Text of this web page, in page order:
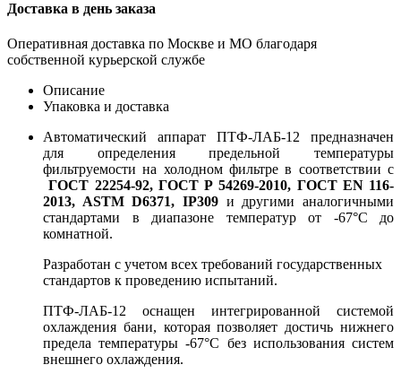
Доставка в день заказа
Оперативная доставка по Москве и МО благодаря
собственной курьерской службе
Описание
Упаковка и доставка
Автоматический аппарат ПТФ-ЛАБ-12 предназначен
для определения предельной температуры
фильтруемости на холодном фильтре в соответствии с
ГОСТ 22254-92, ГОСТ Р 54269-2010, ГОСТ EN 116-
2013, ASTM D6371, IP309 и другими аналогичными
стандартами в диапазоне температур от -67°С до
комнатной.
Разработан с учетом всех требований государственных
стандартов к проведению испытаний.
ПТФ-ЛАБ-12 оснащен интегрированной системой
охлаждения бани, которая позволяет достичь нижнего
предела температуры -67°С без использования систем
внешнего охлаждения.